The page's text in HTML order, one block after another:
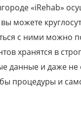
«iRehab»
можете
с ними можно
хранятся в
данные и даже не
процедуры и